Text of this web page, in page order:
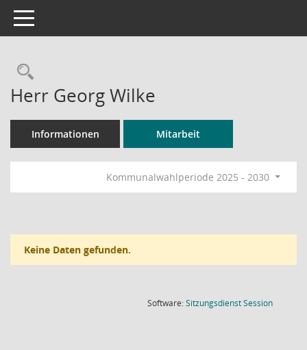
Toggle navigation
Rechercheauswahl
Herr Georg Wilke
Informationen Mitarbeit
Kommunalwahlperiode 2025 - 2030
Keine Daten gefunden.
Software:SitzungsdienstSession(Wird in